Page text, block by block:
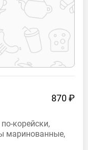
870 ₽
корейски,
маринованные,